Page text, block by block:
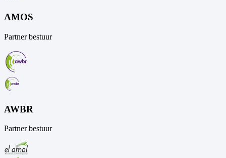
AMOS
Partner bestuur
AWBR
Partner bestuur